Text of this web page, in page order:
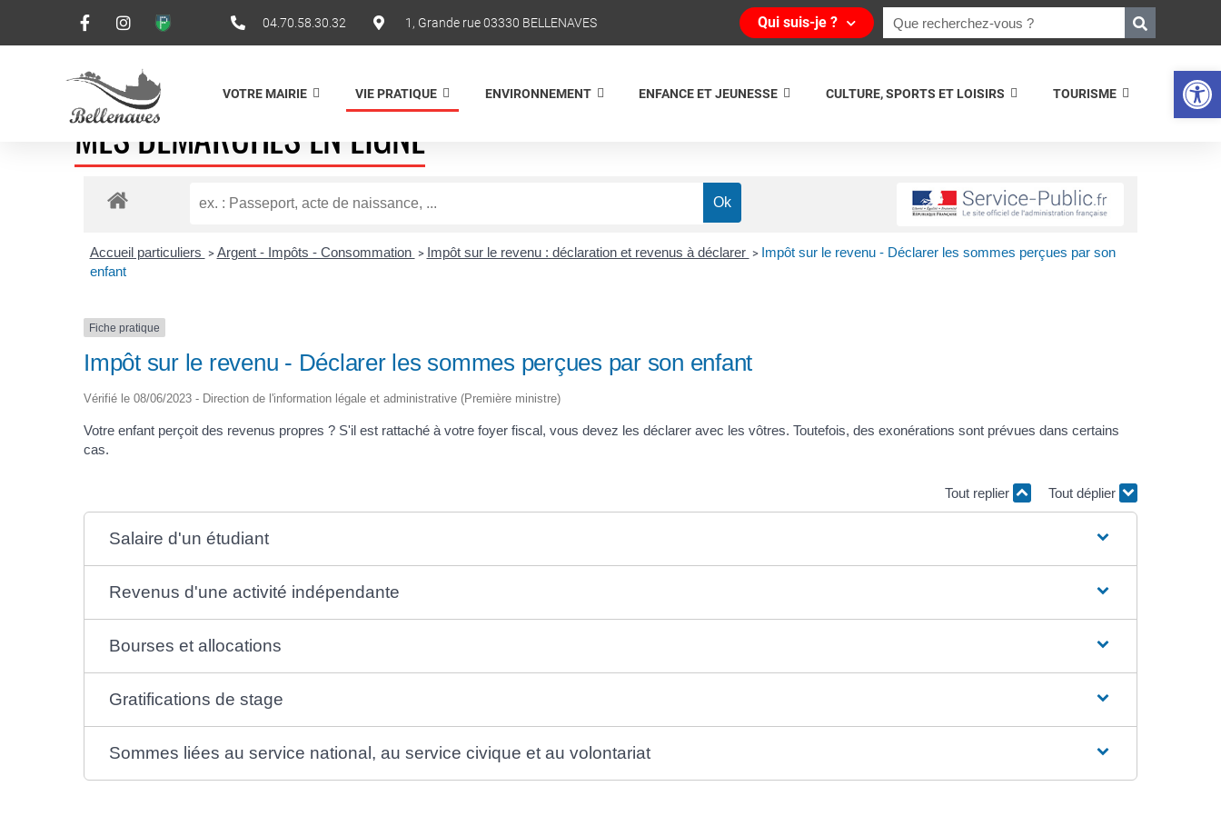
Ouvrir
04.70.58.30.32 1, Grande rue 03330 BELLENAVES Qui suis-je ?
VOTRE MAIRIE VIE PRATIQUE ENVIRONNEMENT ENFANCE ET JEUNESSE CULTURE, SPORTS ET LOISIRS TOURISME
MES DÉMARCHES EN LIGNE
Accueil particuliers > Argent - Impôts - Consommation > Impôt sur le revenu : déclaration et revenus à déclarer > Impôt sur le revenu - Déclarer les sommes perçues par son
enfant
Fiche pratique
Impôt sur le revenu - Déclarer les sommes perçues par son enfant
Vérifié le 08/06/2023 - Direction de l'information légale et administrative (Première ministre)
Votre enfant perçoit des revenus propres ? S'il est rattaché à votre foyer fiscal, vous devez les déclarer avec les vôtres. Toutefois, des exonérations sont prévues dans certains
cas.
Tout replier Tout déplier
Salaire d'un étudiant
Revenus d'une activité indépendante
Bourses et allocations
Gratifications de stage
Sommes liées au service national, au service civique et au volontariat